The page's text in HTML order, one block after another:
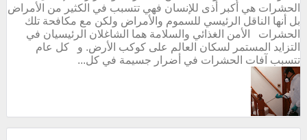
الحشرات هي أكبر أذى للإنسان فهي تتسبب في الكثير من الأمراض
بل أنها الناقل الرئيسي للسموم والأمراض ولكن مع مكافحة تلك
الحشرات الأمن الغذائي والسلامة هما الشاغلان الرئيسيان في
التزايد المستمر لسكان العالم على كوكب الأرض. و كل عام
تتسبب آفات الحشرات في أضرار جسيمة في كل...